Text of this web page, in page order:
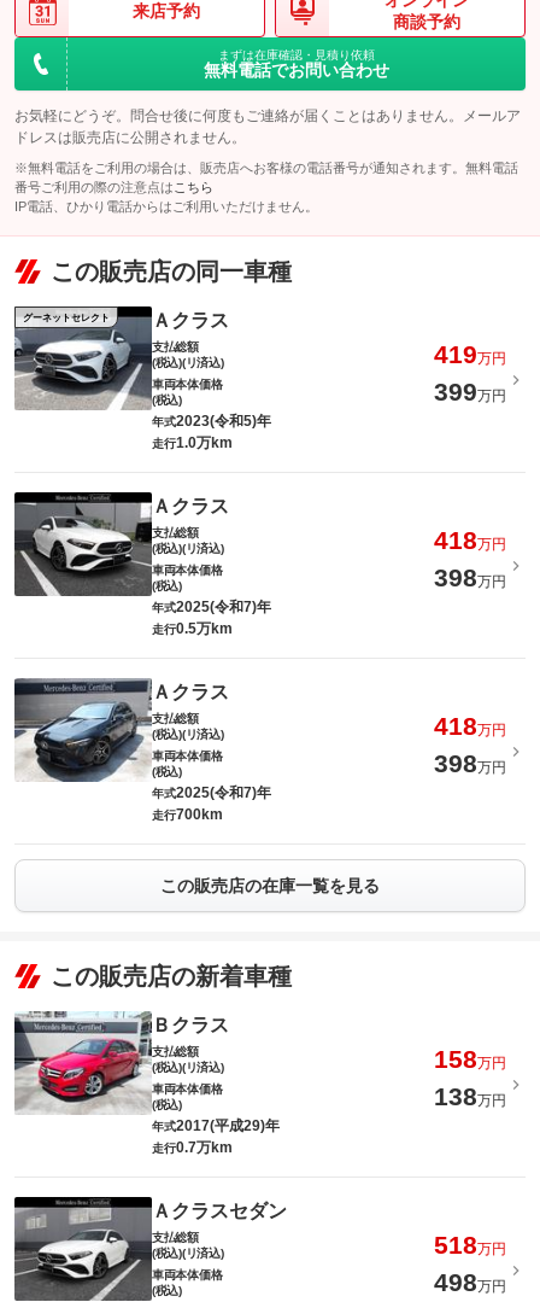
来店予約
商談予約
まずは在庫確認・見積り依頼
無料電話でお問い合わせ
お気軽にどうぞ。問合せ後に何度もご連絡が届くことはありません。メールア
ドレスは販売店に公開されません。
※無料電話をご利用の場合は、販売店へお客様の電話番号が通知されます。無料電話
番号ご利用の際の注意点は こちら
IP電話、ひかり電話からはご利用いただけません。
この販売店の同一車種
グーネットセレクト Ａクラス
支払総額
(税込)(リ済込)
419万円
車両本体価格
(税込)
399万円
年式2023(令和5)年
走行1.0万km
Ａクラス
支払総額
(税込)(リ済込)
418万円
車両本体価格
(税込)
398万円
年式2025(令和7)年
走行0.5万km
Ａクラス
支払総額
(税込)(リ済込)
418万円
車両本体価格
(税込)
398万円
年式2025(令和7)年
走行700km
この販売店の在庫一覧を見る
この販売店の新着車種
Ｂクラス
支払総額
(税込)(リ済込)
158万円
車両本体価格
(税込)
138万円
年式2017(平成29)年
走行0.7万km
Ａクラスセダン
支払総額
(税込)(リ済込)
518万円
車両本体価格
(税込)
498万円